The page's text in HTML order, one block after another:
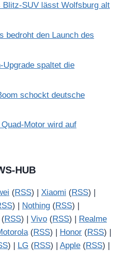
SUV lässt Wolfsburg alt
bedroht den Launch des
Upgrade spaltet die
schockt deutsche
Motor wird auf
HUB
(RSS) | Xiaomi (RSS) |
) | Nothing (RSS) |
(RSS) | Vivo (RSS) |
Realme
(RSS) | Honor (RSS) |
) | LG (RSS) | Apple (RSS) |